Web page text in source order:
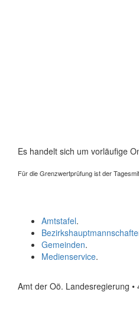
Es handelt sich um vorläufige
Für die Grenzwertprüfung ist der
Amtstafel.
Gemeinden.
Medienservice.
Amt der Oö. Landesregierung •